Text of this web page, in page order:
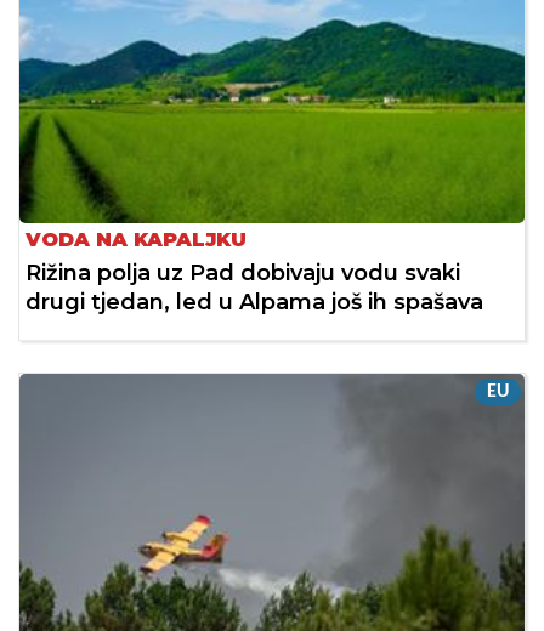
VODA NA KAPALJKU
Rižina polja uz Pad dobivaju vodu svaki
drugi tjedan, led u Alpama još ih spašava
EU